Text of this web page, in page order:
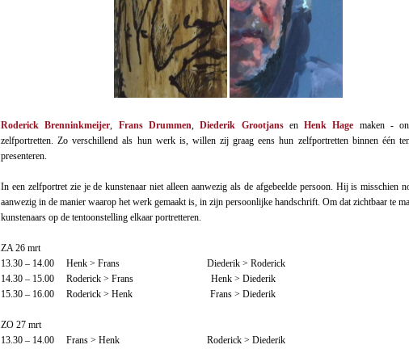
Roderick Brenninkmeijer, Frans Drummen,Diederik GrootjansenHenk Hage maken -
zelfportretten. Zo verschillend als hun werk is, willen zij graag eens hun zelfportretten binnen één
presenteren.
In een zelfportret zie je de kunstenaar niet alleen aanwezig als de afgebeelde persoon. Hij is misschien
aanwezig in de manier waarop het werk gemaakt is, in zijn persoonlijke handschrift. Om dat zichtbaar te
kunstenaars op de tentoonstelling elkaar portretteren.
ZA 26 mrt
13.30 – 14.00
Henk > Frans
Diederik > Roderick
14.30 – 15.00
Roderick > Frans
Henk > Diederik
15.30 – 16.00
Roderick > Henk Frans > Diederik
ZO 27 mrt
13.30 – 14.00
Frans > Henk
Roderick > Diederik